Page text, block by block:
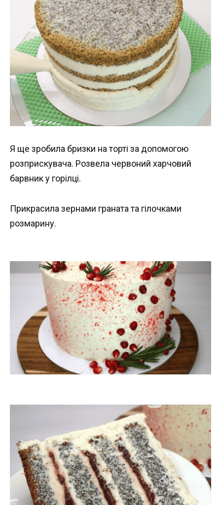
Я ще зробила бризки на торті за допомогою
розприскувача. Розвела червоний харчовий
барвник у горілці.
Прикрасила зернами граната та гілочками
розмарину.